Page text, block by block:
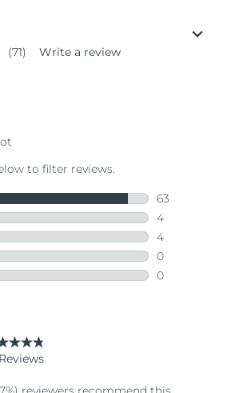
(71) Write a review